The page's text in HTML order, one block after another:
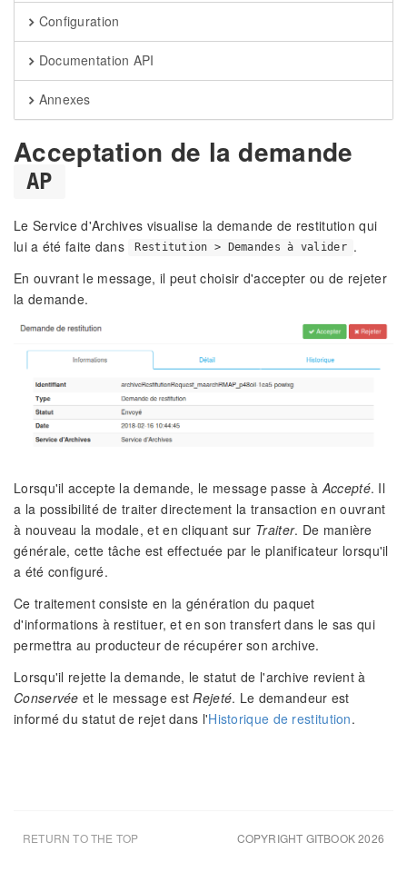
Configuration
Documentation API
Annexes
Acceptation de la demande
AP
Le Service d'Archives visualise la demande de restitution qui
lui a été faite dans
Restitution > Demandes à valider .
En ouvrant le message, il peut choisir d'accepter ou de rejeter
la demande.
Lorsqu'il accepte la demande, le message passe àAccepté. Il
a la possibilité de traiter directement la transaction en ouvrant
à nouveau la modale, et en cliquant sur Traiter. De manière
générale, cette tâche est effectuée par le planificateur lorsqu'il
a été configuré.
Ce traitement consiste en la génération du paquet
d'informations à restituer, et en son transfert dans le sas qui
permettra au producteur de récupérer son archive.
Lorsqu'il rejette la demande, le statut de l'archive revient à
Conservée et le message est Rejeté. Le demandeur est
informé du statut de rejet dans l'Historique de restitution.
COPYRIGHT GITBOOK 2026
RETURN TO THE TOP